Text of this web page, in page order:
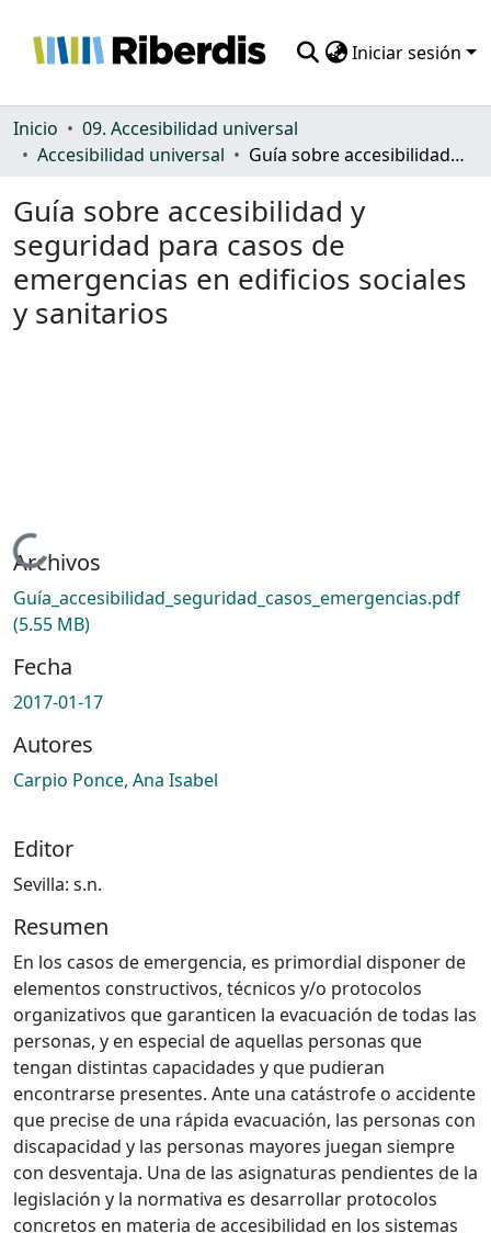
Iniciar sesión
Comunidades
Estadísticas
Inicio
09. Accesibilidad universal
Accesibilidad universal
Guía sobre accesibilidad y seguridad para casos de emergencias en edificios sociales y sanitarios
Guía sobre accesibilidad y
seguridad para casos de
emergencias en edificios sociales
y sanitarios
Cargando...
Archivos
Guía_accesibilidad_seguridad_casos_emergencias.pdf
(5.55 MB)
Fecha
2017-01-17
Autores
Carpio Ponce, Ana Isabel
Editor
Sevilla: s.n.
Resumen
En los casos de emergencia, es primordial disponer de
elementos constructivos, técnicos y/o protocolos
organizativos que garanticen la evacuación de todas las
personas, y en especial de aquellas personas que
tengan distintas capacidades y que pudieran
encontrarse presentes. Ante una catástrofe o accidente
que precise de una rápida evacuación, las personas con
discapacidad y las personas mayores juegan siempre
con desventaja. Una de las asignaturas pendientes de la
legislación y la normativa es desarrollar protocolos
concretos en materia de accesibilidad en los sistemas